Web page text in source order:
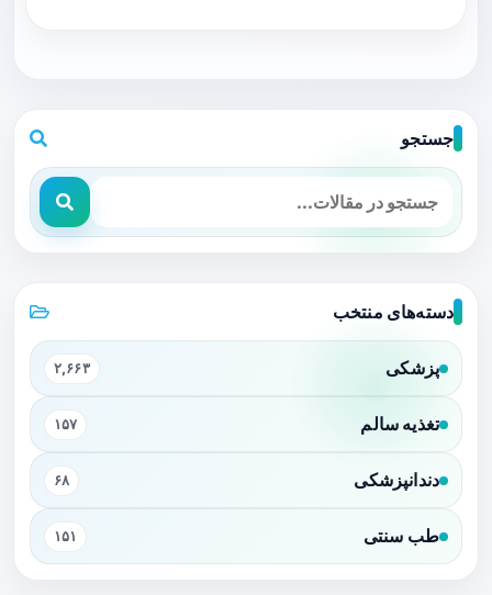
جستجو
دسته‌های منتخب
پزشکی ۲,۶۶۳
تغذیه سالم ۱۵۷
دندانپزشکی ۶۸
طب سنتی ۱۵۱